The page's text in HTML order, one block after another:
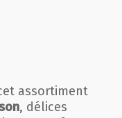
assortiment
, délices